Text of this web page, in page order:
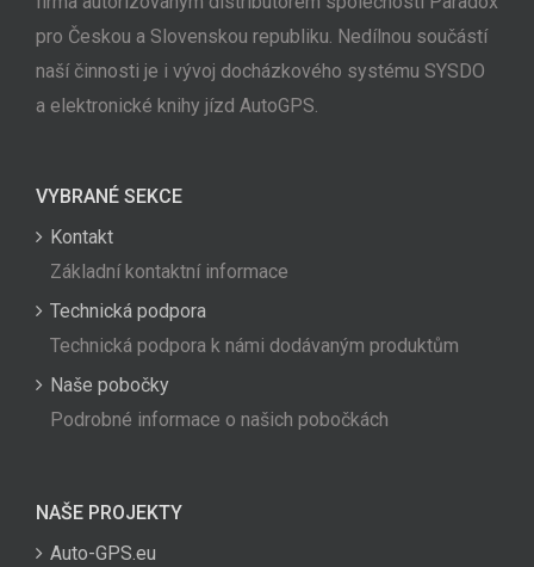
pro Českou a Slovenskou republiku. Nedílnou součástí
naší činnosti je i vývoj docházkového systému SYSDO
a elektronické knihy jízd AutoGPS.
VYBRANÉ SEKCE
Kontakt
Základní kontaktní informace
Technická podpora
Technická podpora k námi dodávaným produktům
Naše pobočky
Podrobné informace o našich pobočkách
NAŠE PROJEKTY
Auto-GPS.eu